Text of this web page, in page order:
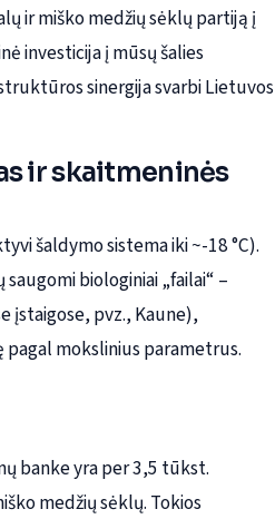
ir miško medžių sėklų partiją į
investicija į mūsų šalies
sinergija svarbi Lietuvos
ir skaitmeninės
šaldymo sistema iki ~-18 °C).
biologiniai „failai“ –
įstaigose, pvz., Kaune),
mokslinius parametrus.
banke yra per 3,5 tūkst.
medžių sėklų. Tokios